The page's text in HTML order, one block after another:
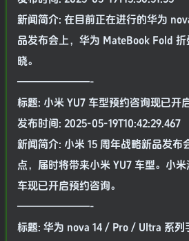
新闻简介: 在目前正在进行的华为
品发布会上，华为 MateBook Fold
晓。
———————-
标题: 小米 YU7 车型预约咨询现已开
发布时间: 2025-05-19T10:42:29.467
新闻简介: 小米 15 周年战略新品发布
点，届时将带来小米 YU7 车型。小
车现已开启预约咨询。
———————-
标题: 华为 nova 14 / Pro / Ultra 系列